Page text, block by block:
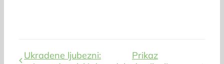
Ukradene ljubezni:
Prikaz